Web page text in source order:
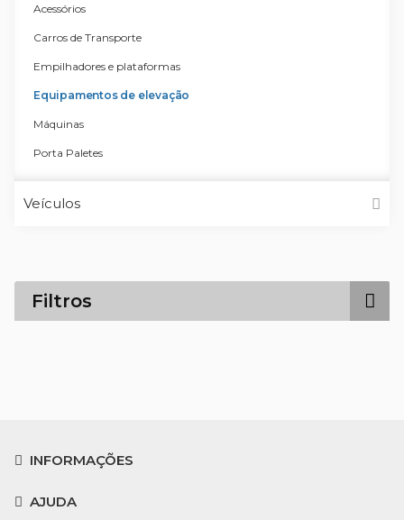
Acessórios
Carros de Transporte
Empilhadores e plataformas
Equipamentos de elevação
Máquinas
Porta Paletes
Veículos
Filtros
INFORMAÇÕES
AJUDA